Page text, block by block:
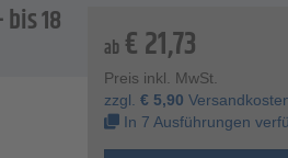
18
ab €21,73
Preis inkl. MwSt.
zzgl.€ 5,90
In 7 Ausführungen